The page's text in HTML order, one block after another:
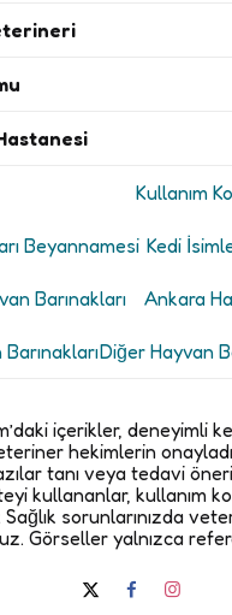
Kullanım
Beyannamesi Kedi
Barınakları Ankara
Diğer Hayvan
içerikler, deneyimli
hekimlerin
tanı veya tedavi
kullananlar, kullanım
Sağlık sorunlarınızda
Görseller yalnızca